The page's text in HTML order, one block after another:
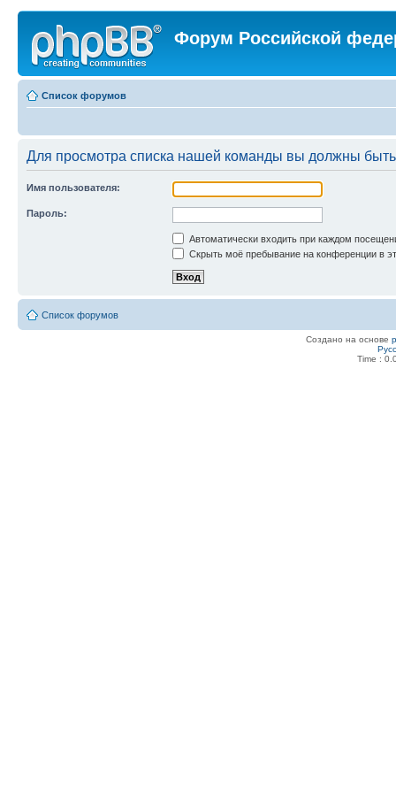
Форум Российской
Список форумов
Для просмотра списка нашей команды вы должны
Имя пользователя:
Пароль:
Автоматически входить при каждом
Скрыть моё пребывание на конференции в
Список форумов
Создано на основе
Time :